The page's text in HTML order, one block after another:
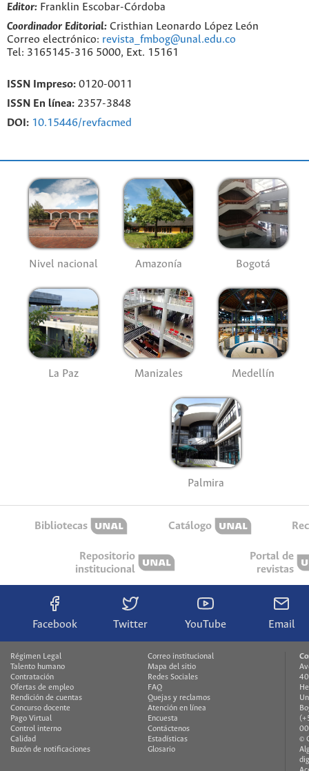
Editor: Franklin Escobar-Córdoba
Coordinador Editorial: Cristhian Leonardo López León
Correo electrónico: revista_fmbog@unal.edu.co
Tel: 3165145-316 5000, Ext. 15161
ISSN Impreso: 0120-0011
ISSN En línea: 2357-3848
DOI: 10.15446/revfacmed
Nivel nacional Amazonía Bogotá
La Paz Manizales Medellín
Palmira
Bibliotecas Catálogo
Repositorio
institucional
Portal de
revistas
Facebook Twitter YouTube Email
Régimen Legal
Talento humano
Contratación
Ofertas de empleo
Rendición de cuentas
Concurso docente
Pago Virtual
Control interno
Calidad
Buzón de notificaciones
Correo institucional
Mapa del sitio
Redes Sociales
FAQ
Quejas y reclamos
Atención en línea
Encuesta
Contáctenos
Estadísticas
Glosario
©